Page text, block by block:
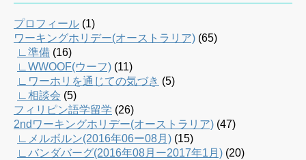
プロフィール (1)
ワーキングホリデー(オーストラリア) (65)
∟準備 (16)
∟WWOOF(ウーフ) (11)
∟ワーホリを通じての気づき (5)
∟相談会 (5)
フィリピン語学留学 (26)
2ndワーキングホリデー(オーストラリア) (47)
∟メルボルン(2016年06ー08月) (15)
∟バンダバーグ(2016年08月ー2017年1月) (20)